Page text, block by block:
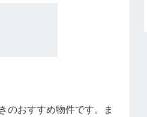
のおすすめ物件です。ま